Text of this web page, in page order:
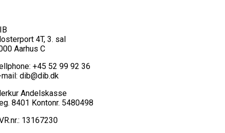
4T, 3. sal
Aarhus C
+45 52 99 92 36
mail: dib@dib.dk
Andelskasse
8401 Kontonr. 5480498
13167230